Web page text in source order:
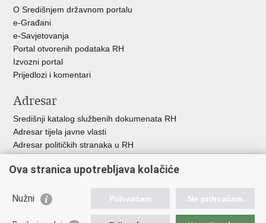
O Središnjem državnom portalu
e-Građani
e-Savjetovanja
Portal otvorenih podataka RH
Izvozni portal
Prijedlozi i komentari
Adresar
Središnji katalog službenih dokumenata RH
Adresar tijela javne vlasti
Adresar političkih stranaka u RH
Besplatni telefoni javne uprave
Važne poveznice
Ova stranica upotrebljava kolačiće
Nužni Prihvaćam Ne prihvaćam